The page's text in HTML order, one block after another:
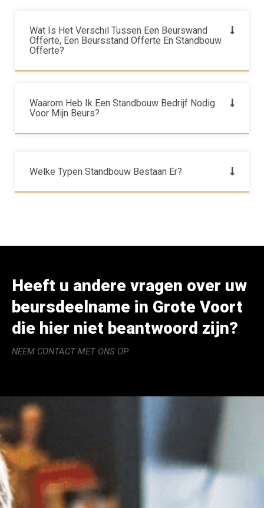
Wat Is Het Verschil Tussen Een Beurswand
Offerte, Een Beursstand Offerte En Standbouw
Offerte?
Waarom Heb Ik Een Standbouw Bedrijf Nodig
Voor Mijn Beurs?
Welke Typen Standbouw Bestaan Er?
Heeft u andere vragen over uw
beursdeelname in Grote Voort
die hier niet beantwoord zijn?
NEEM CONTACT MET ONS OP